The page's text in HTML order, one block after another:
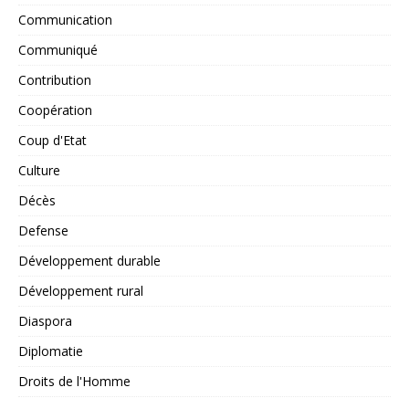
Communication
Communiqué
Contribution
Coopération
Coup d'Etat
Culture
Décès
Defense
Développement durable
Développement rural
Diaspora
Diplomatie
Droits de l'Homme